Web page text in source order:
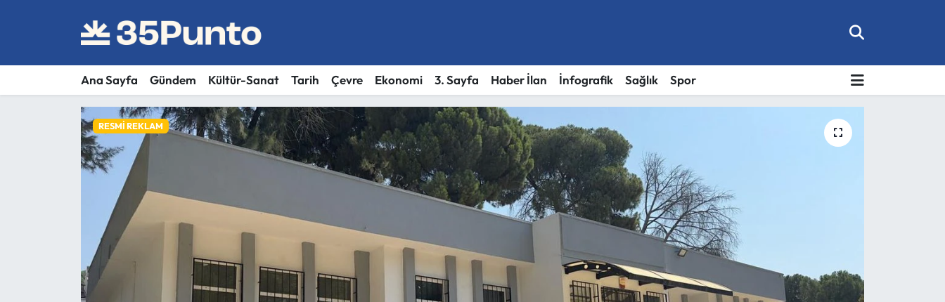
Ana Sayfa Gündem Kültür-Sanat Tarih Çevre Ekonomi 3. Sayfa Haber İlan İnfografik Sağlık Spor
RESMI REKLAM